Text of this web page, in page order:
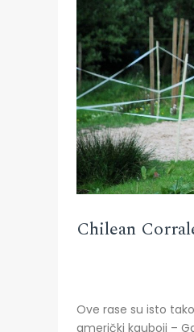
Chilean
Ove rase su isto
američki kauboji –